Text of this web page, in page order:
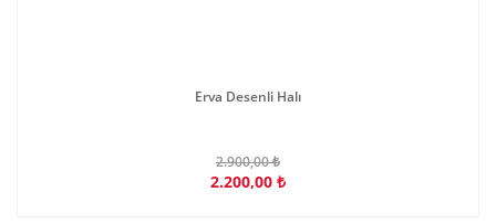
Erva Desenli Halı
2.900,00 ₺
2.200,00 ₺